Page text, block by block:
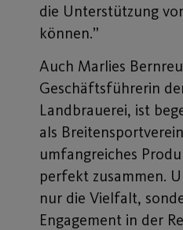
die Unterstützung
können.”
Auch Marlies
Geschäftsführerin
Landbrauerei, ist
als
umfangreiches
perfekt zusammen.
nur die Vielfalt,
Engagement in der